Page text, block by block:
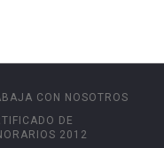
CON NOSOTROS
DE
2012